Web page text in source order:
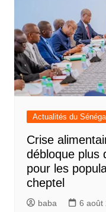
Actualités du
Crise
débloque plus
pour les
cheptel
baba 6 août